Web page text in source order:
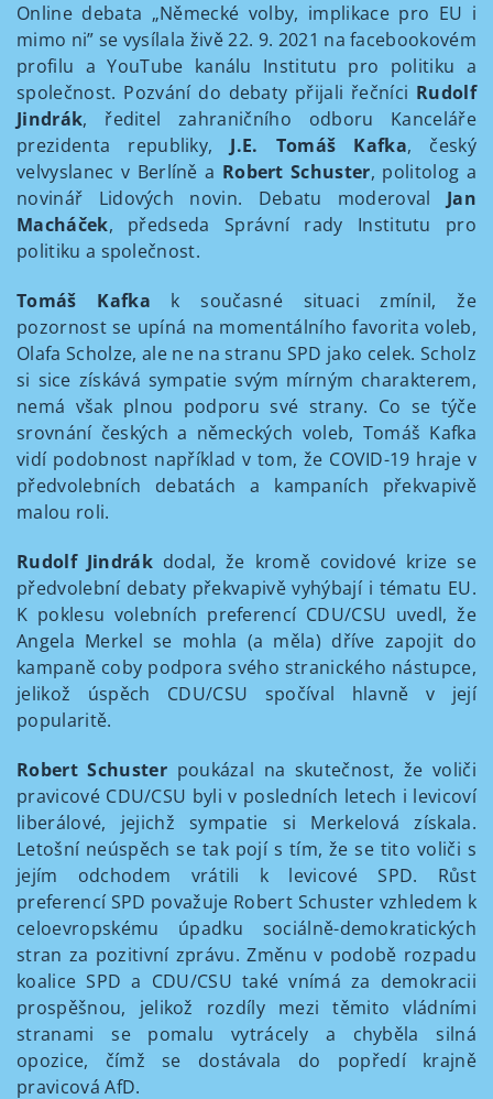
Online debata „Německé volby, implikace pro EU i
mimo ni” se vysílala živě 22. 9. 2021 na facebookovém
profilu a YouTube kanálu Institutu pro politiku a
společnost. Pozvání do debaty přijali řečníci Rudolf
Jindrák, ředitel zahraničního odboru Kanceláře
prezidenta republiky, J.E. Tomáš Kafka, český
velvyslanec v Berlíně a Robert Schuster, politolog a
novinář Lidových novin. Debatu moderoval Jan
Macháček, předseda Správní rady Institutu pro
politiku a společnost.
Tomáš Kafka k současné situaci zmínil, že
pozornost se upíná na momentálního favorita voleb,
Olafa Scholze, ale ne na stranu SPD jako celek. Scholz
si sice získává sympatie svým mírným charakterem,
nemá však plnou podporu své strany. Co se týče
srovnání českých a německých voleb, Tomáš Kafka
vidí podobnost například v tom, že COVID-19 hraje v
předvolebních debatách a kampaních překvapivě
malou roli.
Rudolf Jindrákdodal, že kromě covidové krize se
předvolební debaty překvapivě vyhýbají i tématu EU.
K poklesu volebních preferencí CDU/CSU uvedl, že
Angela Merkel se mohla (a měla) dříve zapojit do
kampaně coby podpora svého stranického nástupce,
jelikož úspěch CDU/CSU spočíval hlavně v její
popularitě.
Robert Schuster poukázal na skutečnost, že voliči
pravicové CDU/CSU byli v posledních letech i levicoví
liberálové, jejichž sympatie si Merkelová získala.
Letošní neúspěch se tak pojí s tím, že se tito voliči s
jejím odchodem vrátili k levicové SPD. Růst
preferencí SPD považuje Robert Schuster vzhledem k
celoevropskému úpadku sociálně-demokratických
stran za pozitivní zprávu. Změnu v podobě rozpadu
koalice SPD a CDU/CSU také vnímá za demokracii
prospěšnou, jelikož rozdíly mezi těmito vládními
stranami se pomalu vytrácely a chyběla silná
opozice, čímž se dostávala do popředí krajně
pravicová AfD.